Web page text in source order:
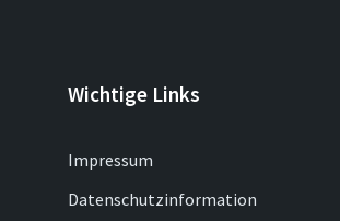
Wichtige Links
Impressum
Datenschutzinformation